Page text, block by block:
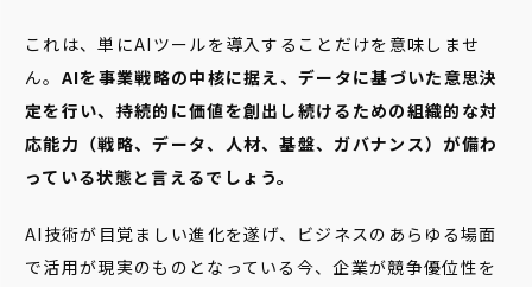
これは、単にAIツールを導入することだけを意味しませ
ん。 AIを事業戦略の中核に据え、データに基づいた意思決
定を行い、持続的に価値を創出し続けるための組織的な対
応能力（戦略、データ、人材、基盤、ガバナンス）が備わ
っている状態と言えるでしょう。
AI技術が目覚ましい進化を遂げ、ビジネスのあらゆる場面
で活用が現実のものとなっている今、企業が競争優位性を